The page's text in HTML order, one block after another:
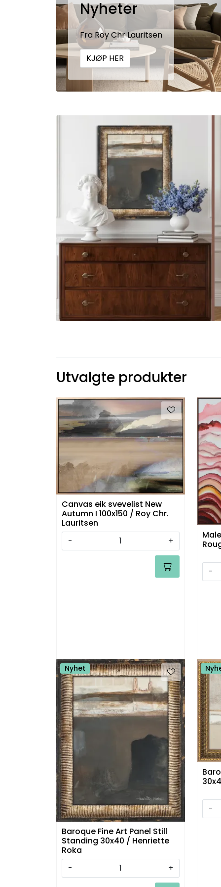
Nyheter
Fra Roy Chr Lauritsen
KJØP HER
Utvalgte produkter
Canvas eik svevelist New
Autumn I 100x150 / Roy Chr.
Lauritsen
-
+
-
Nyhet
Baroque Fine Art Panel Still
Standing 30x40 / Henriette
Roka
-
+
-